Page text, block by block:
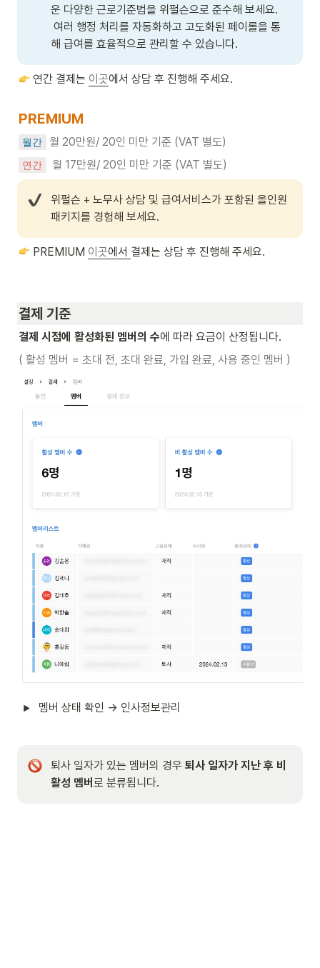
운 다양한 근로기준법을 위펄슨으로 준수해 보세요.
여러 행정 처리를 자동화하고 고도화된 페이롤을 통
해 급여를 효율적으로 관리할 수 있습니다.
연간 결제는 이곳에서 상담 후 진행해 주세요.
PREMIUM
월간 월 20만원/ 20인 미만 기준 (VAT 별도)
연간 월 17만원/ 20인 미만 기준 (VAT 별도)
위펄슨 + 노무사 상담 및 급여서비스가 포함된 올인원
패키지를 경험해 보세요.
PREMIUM 이곳에서 결제는 상담 후 진행해 주세요.
결제 기준
결제 시점에 활성화된 멤버의 수에 따라 요금이 산정됩니다.
( 활성 멤버 = 초대 전, 초대 완료, 가입 완료, 사용 중인 멤버 )
멤버 상태 확인 → 인사정보관리
퇴사 일자가 있는 멤버의 경우 퇴사 일자가 지난 후 비
활성 멤버 로 분류됩니다.